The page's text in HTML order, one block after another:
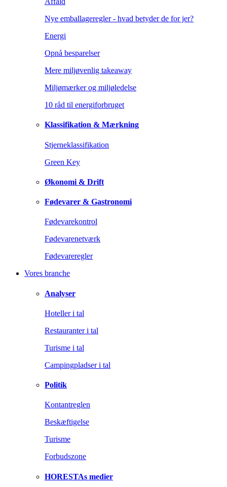
Nye emballageregler - hvad betyder de for jer?
Energi
Opnå besparelser
Mere miljøvenlig takeaway
Miljømærker og miljøledelse
10 råd til energiforbruget
Klassifikation & Mærkning
Stjerneklassifikation
Green Key
Økonomi & Drift
Fødevarer & Gastronomi
Fødevarekontrol
Fødevarenetværk
Fødevareregler
Vores branche
Analyser
Hoteller i tal
Restauranter i tal
Turisme i tal
Campingpladser i tal
Politik
Kontantreglen
Beskæftigelse
Turisme
Forbudszone
HORESTAs medier